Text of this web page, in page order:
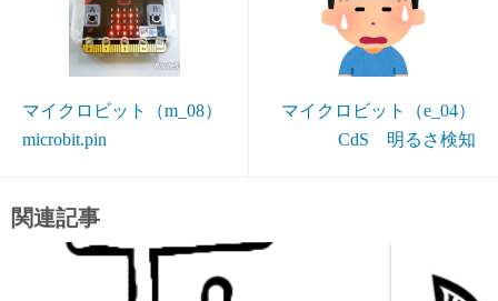
マイクロビット（m_08）
microbit.pin
マイクロビット（e_04）
CdS 明るさ検知
関連記事